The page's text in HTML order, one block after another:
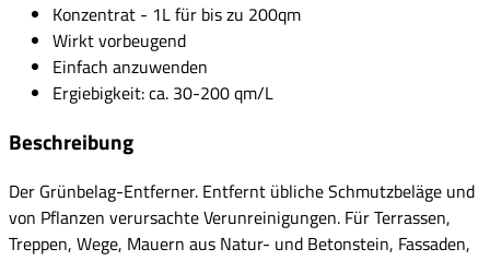
Konzentrat - 1L für bis zu 200qm
Wirkt vorbeugend
Einfach anzuwenden
Ergiebigkeit: ca. 30-200 qm/L
Beschreibung
Der Grünbelag-Entferner. Entfernt übliche Schmutzbeläge und
von Pflanzen verursachte Verunreinigungen. Für Terrassen,
Treppen, Wege, Mauern aus Natur- und Betonstein, Fassaden,